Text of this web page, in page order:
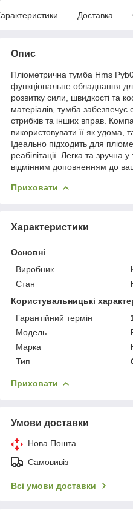
Доставка
Опис
Пліометрична тумба Hms
функціональне обладнання
розвитку сили, швидкості та
матеріалів, тумба забезпечує
стрибків та інших вправ.
використовувати її як удома,
Ідеально підходить для
реабілітації. Легка та зручна
відмінним доповненням до
Приховати
Характеристики
Основні
Виробник
Стан
Користувальницькі
Гарантійний термін
Мoдель
Марка
Тип
Приховати
Умови доставки
Нова Пошта
Самовивіз
Всі умови доставки